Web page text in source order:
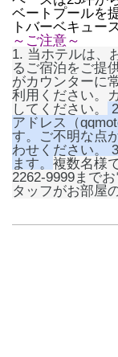
ベートプールを
トバーベキュー
～ご注意～
1. 当ホテルは、
るご宿泊をご提
がカウンターに
利用ください。
してください。
アドレス（
す。ご不明な点
わせください。
ます。 複数名様
2262-9999まで
タッフがお部屋